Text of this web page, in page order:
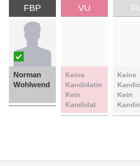
FBP
Norman
Wohlwend
VU
Keine
Kandidatin
Kein
Kandidat
Keine
Kein